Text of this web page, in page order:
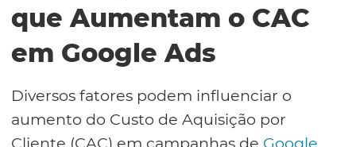
que Aumentam o CAC
em Google Ads
Diversos fatores podem influenciar o
aumento do Custo de Aquisição por